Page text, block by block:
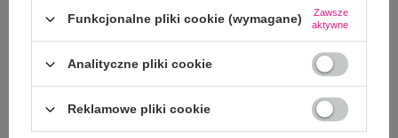
Wysyłka wponiedziałek
100 dni na zwrot
Funkcjonalne pliki cookie (wymagane)
Zawsze
aktywne
Analityczne pliki cookie
Reklamowe pliki cookie